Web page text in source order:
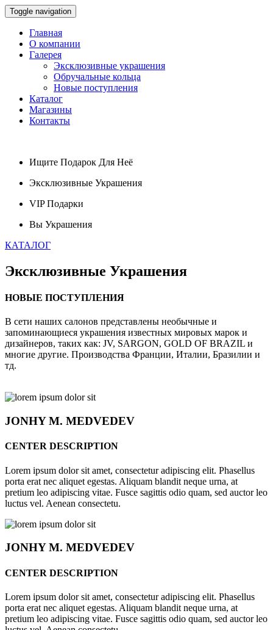
Toggle navigation
Главная
О компании
Галерея
Эксклюзивные украшения
Обручальные кольца
Новые поступления
Каталог
Магазины
Контакты
Ищите Подарок Для Неё
Эксклюзивные Украшения
VIPПодарки
Вы Украшения
КАТАЛОГ
Эксклюзивные Украшения
НОВЫЕ ПОСТУПЛЕНИЯ
В сети наших салонов представлены необычные и
запоминающиеся украшения известных мировых марок и
дизайнеров, таких как: JV, SARGON, GOLD OF BRAZIL и
многие другие. Производства Франции, Италии, Бразилии и
тд.
JONHYM. MEDVEDEV
CENTER DESCRIPTION
Lorem ipsum dolor sit amet, consectetur adipiscing elit. Phasellus
porta erat nec aliquet egestas. Aliquam blandit neque urna, at
pretium leo adipiscing vitae. Fusce sagittis odio quam, sed auctor leo
luctus vel. Aenean consectetu.
JONHYM. MEDVEDEV
CENTER DESCRIPTION
Lorem ipsum dolor sit amet, consectetur adipiscing elit. Phasellus
porta erat nec aliquet egestas. Aliquam blandit neque urna, at
pretium leo adipiscing vitae. Fusce sagittis odio quam, sed auctor leo